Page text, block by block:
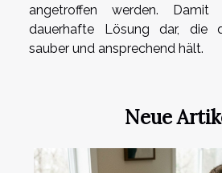
angetroffen werden.
dauerhafte Lösung dar, die
sauber und ansprechend hält.
Neue